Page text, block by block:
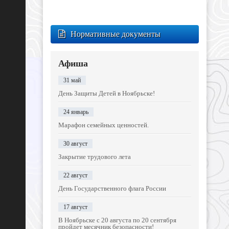
Нормативные документы
Афиша
31 май
День Защиты Детей в Ноябрьске!
24 январь
Марафон семейных ценностей.
30 август
Закрытие трудового лета
22 август
День Государственного флага России
17 август
В Ноябрьске с 20 августа по 20 сентября
пройдет месячник безопасности!